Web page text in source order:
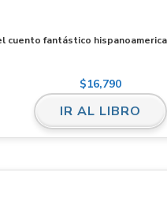
cuento fantástico
$16,790
IR AL LIBRO